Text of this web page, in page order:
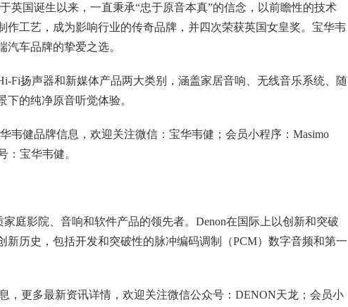
英国诞生以来，一直秉承“忠于原音本真”的信念，以前瞻性的技术
作工艺，成为影响行业的传奇品牌，并四次荣获英国女皇奖。宝华韦
车品牌的挚爱之选。
Fi扬声器和新媒体产品两大类别，涵盖家居音响、无线音乐系统、随
的纯净原音听觉体验。
韦健品牌信息，欢迎关注微信：宝华韦健；会员小程序：Masimo
：宝华韦健。
家庭影院、音响和软件产品的领先者。Denon在国际上以创新和突破
新历史，包括开发和突破性的脉冲编码调制（PCM）数字音频和第一
，更多最新资讯详情，欢迎关注微信公众号：DENON天龙；会员小